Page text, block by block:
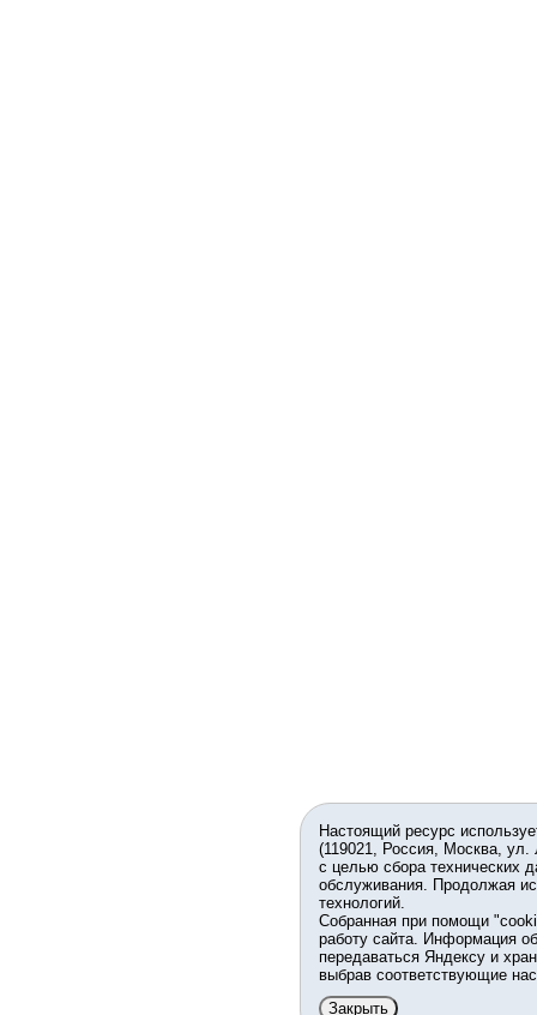
Настоящий ресурс
(119021, Россия, Москва,
с целью сбора технических
обслуживания. Продолжая
технологий.
Собранная при помощи
работу сайта. Информация
передаваться Яндексу и
выбрав соответствующие
Закрыть